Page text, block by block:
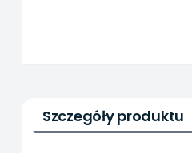
Szczegóły produktu